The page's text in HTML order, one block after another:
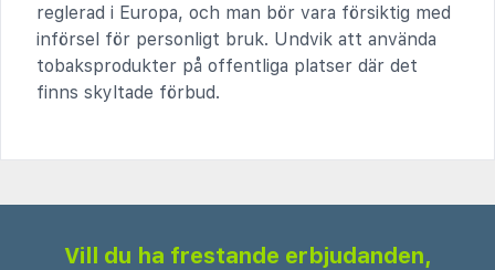
reglerad i Europa, och man bör vara försiktig med
införsel för personligt bruk. Undvik att använda
tobaksprodukter på offentliga platser där det
finns skyltade förbud.
Vill du ha frestande erbjudanden,